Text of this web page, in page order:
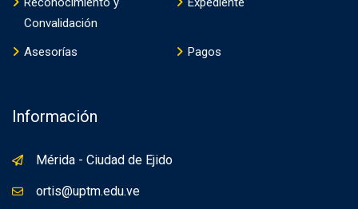
Convalidación
Asesorías Pagos
Información
Mérida - Ciudad de Ejido
ortis@uptm.edu.ve